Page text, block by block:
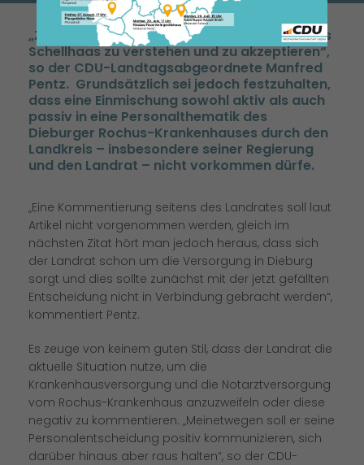
Zunächst ist die Entscheidung des Landrates
Schellhaas zu verstehen und zu akzeptieren“,
so der CDU-Landtagsabgeordnete Manfred
Pentz. Grundsätzlich sei jedoch festzuhalten,
dass eine Einmischung sowohl aktiv als auch
passiv in eine Personalthematik des
Dieburger Rochus-Krankenhauses durch den
Landkreis – insbesondere seiner Regierung
und den Landrat – nicht vorkommen dürfe.
Eine Kommentierung seitens des Landrates soll laut
Artikel nicht vorgenommen werden, gleich im
nächsten Zitat hört man jedoch heraus, dass sich
der Landrat schon um die Versorgung in Dieburg
sorgt und dies sollte zunächst mit der jetzt gefällten
Entscheidung nicht in Verbindung gebracht werden“,
kommentiert Pentz.
Es zeuge von keinem guten Stil, dass der Landrat die
aktuelle Situation nutze, um die
Krankenhausversorgung und die Notarztversorgung
vom Rochus-Krankenhaus anzuzweifeln oder diese
negativ zu kommentieren. „Meinetwegen soll er seine
Personalentscheidung positiv kommunizieren, sich
darüber hinaus aber raus halten“, so der CDU-